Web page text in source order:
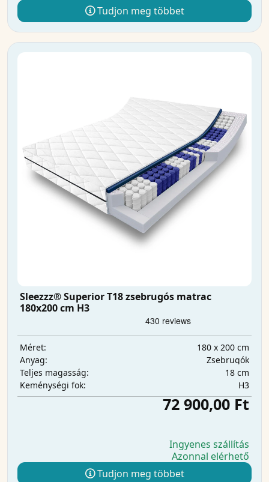
Tudjon meg többet
Sleezzz® Superior T18 zsebrugós matrac
180x200 cm H3
Méret:
180 x 200 cm
Anyag:
Zsebrugók
Teljes magasság:
18 cm
Keménységi fok:
H3
72 900,00 Ft
Ingyenes szállítás
Azonnal elérhető
Tudjon meg többet